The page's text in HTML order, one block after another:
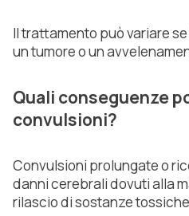
Il trattamento può variare
un tumore o un
Quali conseguenze
convulsioni?
Convulsioni prolungate o
danni cerebrali dovuti alla
rilascio di sostanze